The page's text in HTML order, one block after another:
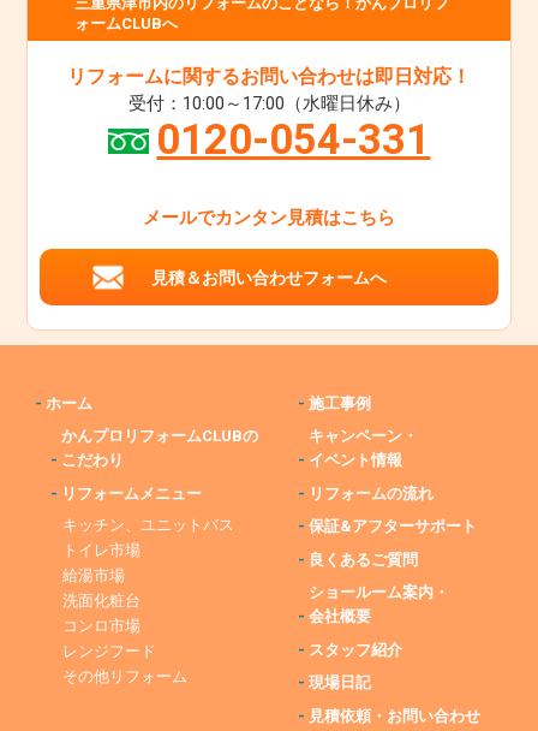
ォームCLUBへ
リフォームに関するお問い合わせは即日対応！
受付：10:00～17:00（水曜日休み）
0120-054-331
メールでカンタン見積はこちら
見積＆お問い合わせフォームへ
- ホーム
-
かんプロリフォームCLUBの
こだわり
- リフォームメニュー
キッチン、ユニットバス
トイレ市場
給湯市場
洗面化粧台
コンロ市場
レンジフード
その他リフォーム
-施工事例
-
キャンペーン・
イベント情報
- リフォームの流れ
-保証&アフターサポート
- 良くあるご質問
-
ショールーム案内・
会社概要
- スタッフ紹介
-現場日記
- 見積依頼・お問い合わせ